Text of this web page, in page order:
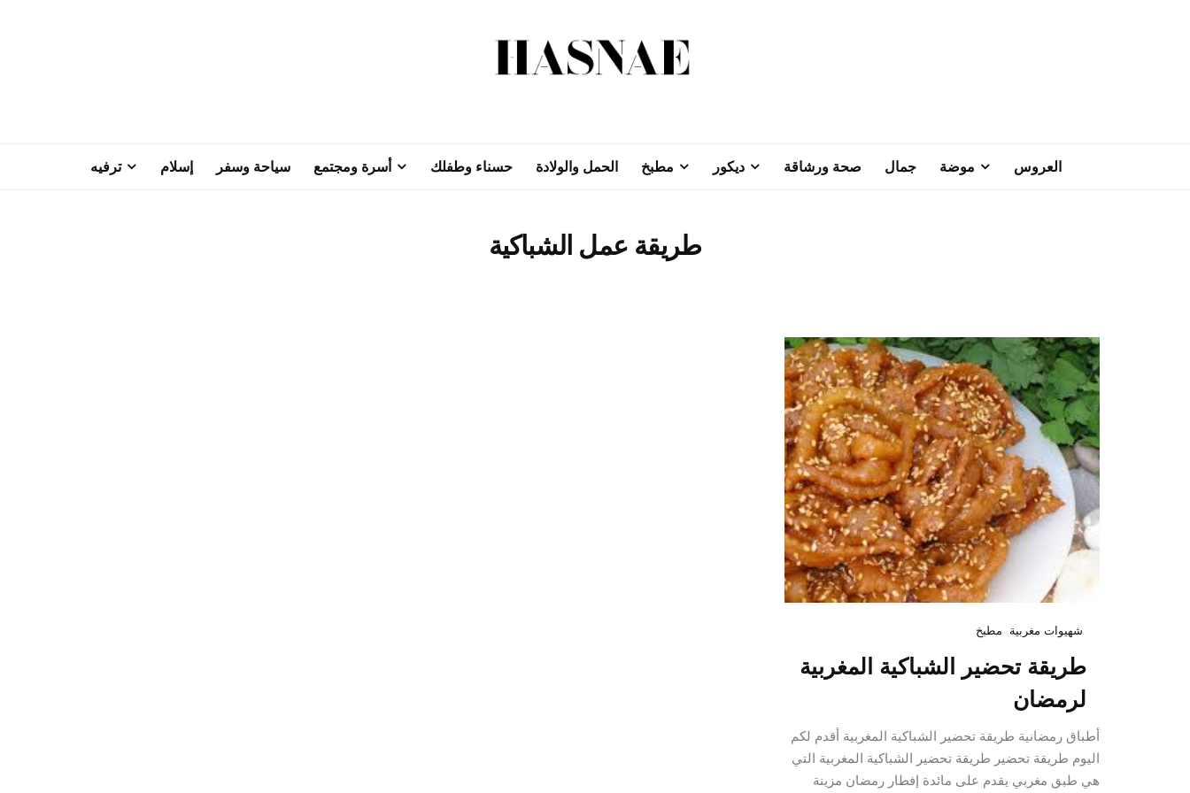
العروس موضة جمال صحة ورشاقة ديكور مطبخ الحمل والولادة حسناء وطفلك أسرة ومجتمع سياحة وسفر إسلام ترفيه
طريقة عمل الشباكية
شهيوات مغربية مطبخ
طريقة تحضير الشباكية المغربية
لرمضان
أطباق رمضانية طريقة تحضير الشباكية المغربية أقدم لكم
اليوم طريقة تحضير طريقة تحضير الشباكية المغربية التي
هي طبق مغربي يقدم على مائدة إفطار رمضان مزينة